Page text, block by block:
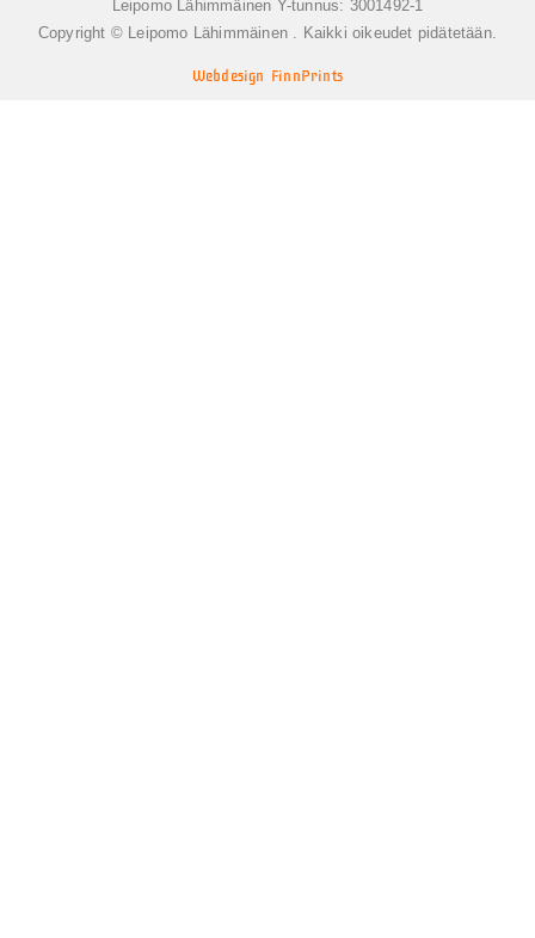
Leipomo Lähimmäinen Y-tunnus: 3001492-1
Copyright © Leipomo Lähimmäinen . Kaikki oikeudet pidätetään.
Webdesign FinnPrints